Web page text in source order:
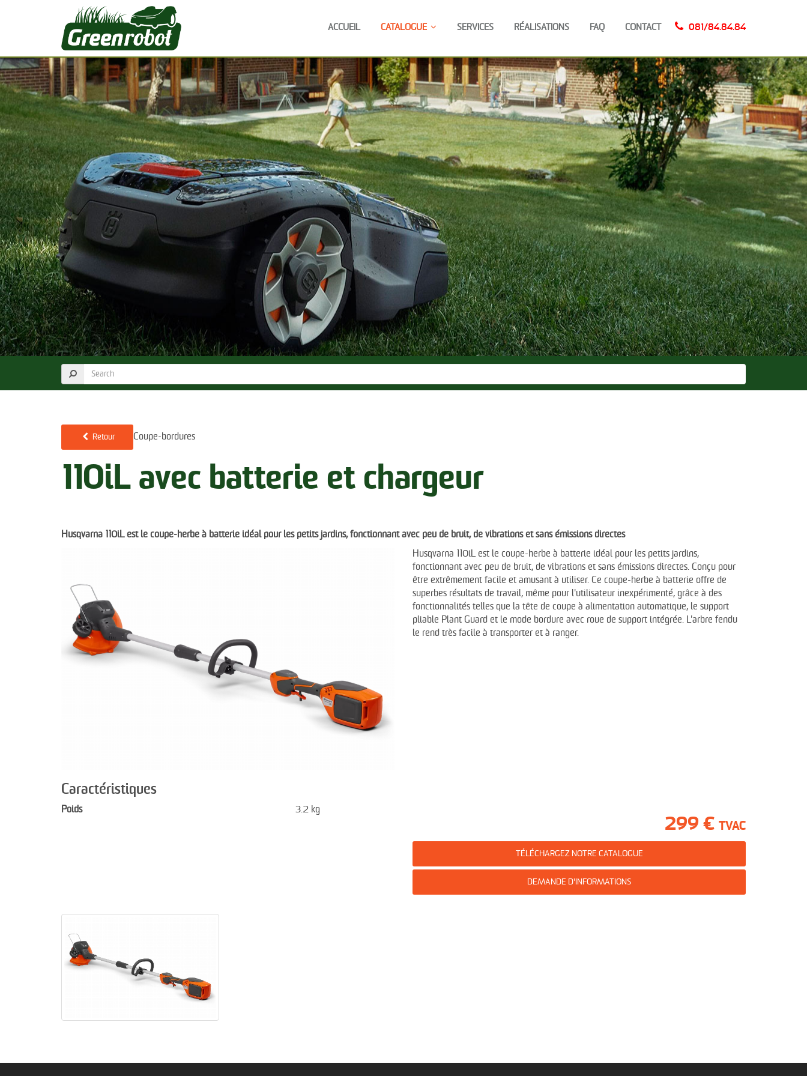
ACCUEIL CATALOGUE SERVICES RÉALISATIONS FAQ CONTACT 081/84.84.84
Retour Coupe-bordures
110iL avec batterie et chargeur
Husqvarna 110iL est le coupe-herbe à batterie idéal pour les petits jardins, fonctionnant avec peu de bruit, de vibrations et sans émissions directes
Husqvarna 110iL est le coupe-herbe à batterie idéal pour les petits jardins,
fonctionnant avec peu de bruit, de vibrations et sans émissions directes. Conçu pour
être extrêmement facile et amusant à utiliser. Ce coupe-herbe à batterie offre de
superbes résultats de travail, même pour l'utilisateur inexpérimenté, grâce à des
fonctionnalités telles que la tête de coupe à alimentation automatique, le support
pliable Plant Guard et le mode bordure avec roue de support intégrée. L'arbre fendu
le rend très facile à transporter et à ranger.
Caractéristiques
Poids 3.2 kg
299 € TVAC
TÉLÉCHARGEZ NOTRE CATALOGUE
DEMANDE D'INFORMATIONS